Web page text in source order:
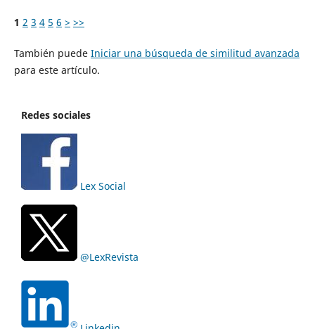
1 2 3 4 5 6 > >>
También puede Iniciar una búsqueda de similitud avanzada
para este artículo.
Redes sociales
Lex Social
@LexRevista